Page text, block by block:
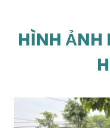
HÌNH ẢNH